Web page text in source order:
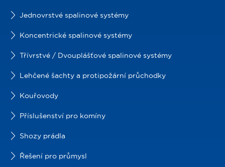
Jednovrstvé spalinové systémy
Koncentrické spalinové systémy
Třívrstvé / Dvouplášťové spalinové systémy
Lehčené šachty a protipožární průchodky
Kouřovody
Příslušenství pro komíny
Shozy prádla
Řešení pro průmysl